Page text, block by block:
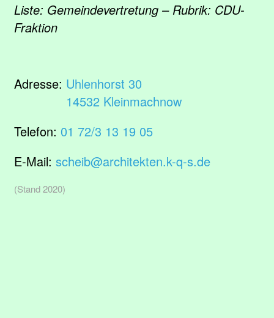
Liste: Gemeindevertretung – Rubrik: CDU-
Fraktion
Adresse: Uhlenhorst 30
14532 Kleinmachnow
Telefon: 01 72/3 13 19 05
E-Mail: scheib@architekten.k-q-s.de
(Stand 2020)